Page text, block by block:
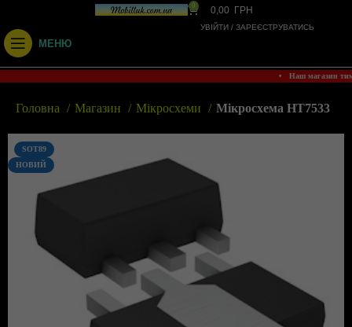
0 0,00 ГРН
УВІЙТИ / ЗАРЕЄСТРУВАТИСЬ
МЕНЮ
• Наш магазин
Головна Магазин Мікросхеми Мікросхема HT7533
SOT89
НОВИЙ